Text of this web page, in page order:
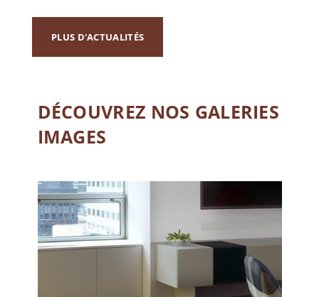
PLUS D'ACTUALITÉS
DÉCOUVREZ NOS GALERIES
IMAGES